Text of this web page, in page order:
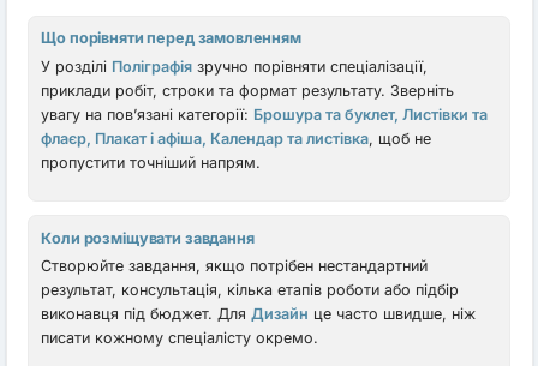
Що порівняти перед замовленням
У розділі Поліграфія зручно порівняти спеціалізації,
приклади робіт, строки та формат результату. Зверніть
увагу на пов’язані категорії: Брошура та буклет, Листівки та
флаєр, Плакат і афіша, Календар та листівка , щоб не
пропустити точніший напрям.
Коли розміщувати завдання
Створюйте завдання, якщо потрібен нестандартний
результат, консультація, кілька етапів роботи або підбір
виконавця під бюджет. ДляДизайн це часто швидше, ніж
писати кожному спеціалісту окремо.